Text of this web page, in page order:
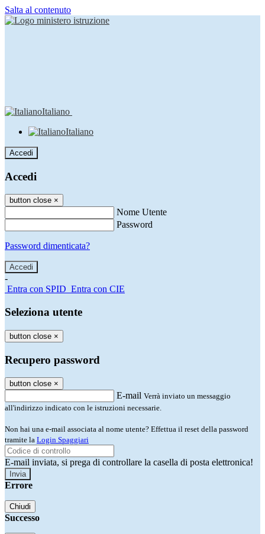
Salta al contenuto
Italiano
Italiano
Accedi
Accedi
button close ×
Nome Utente
Password
Password dimenticata?
-
Entra con SPID Entra con CIE
Seleziona utente
button close ×
Recupero password
button close ×
E-mail Verrà inviato un messaggio
all'indirizzo indicato con le istruzioni necessarie.
Non hai una e-mail associata al nome utente? Effettua il reset della password
tramite la Login Spaggiari
E-mail inviata, si prega di controllare la casella di posta elettronica!
Errore
Chiudi
Successo